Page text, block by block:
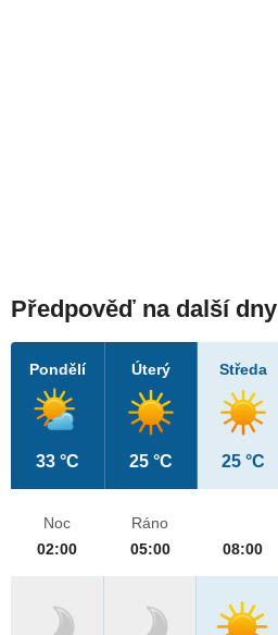
Předpověď na další dny
Pondělí
33 °C
Úterý
25 °C
Středa
25 °C
Noc
02:00
Ráno
05:00
08:00